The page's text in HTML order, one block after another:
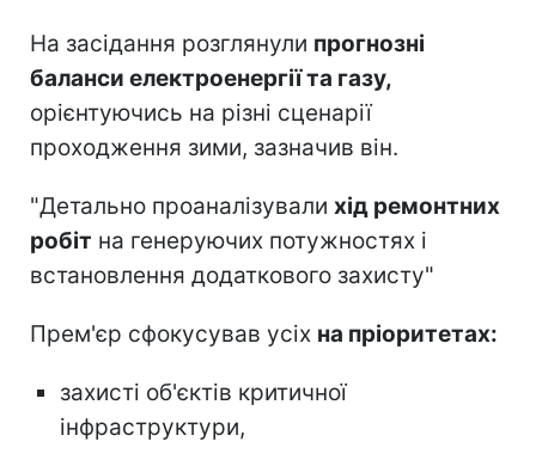
На засідання розглянули прогнозні
баланси електроенергії та газу,
орієнтуючись на різні сценарії
проходження зими, зазначив він.
"Детально проаналізували хід ремонтних
робіт на генеруючих потужностях і
встановлення додаткового захисту"
Прем'єр сфокусував усіх на пріоритетах:
захисті об'єктів критичної
інфраструктури,